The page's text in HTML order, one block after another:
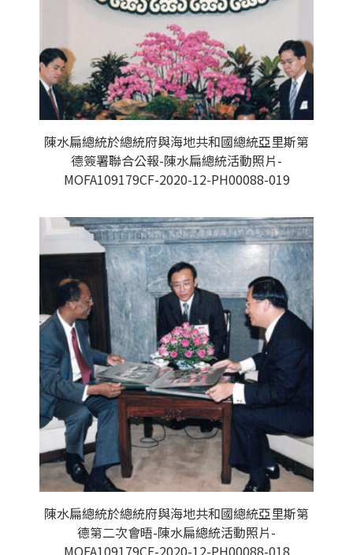
陳水扁總統於總統府與海地共和國總統亞里斯第
德簽署聯合公報-陳水扁總統活動照片-
MOFA109179CF-2020-12-PH00088-019
陳水扁總統於總統府與海地共和國總統亞里斯第
德第二次會晤-陳水扁總統活動照片-
MOFA109179CF-2020-12-PH00088-018